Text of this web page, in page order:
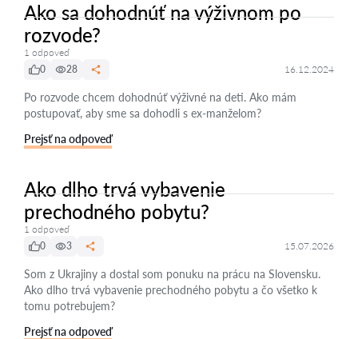
Ako sa dohodnúť na výživnom po
rozvode?
1 odpoveď
0
28 16.12.2024
Po rozvode chcem dohodnúť výživné na deti. Ako mám
postupovať, aby sme sa dohodli s ex-manželom?
Prejsť na odpoveď
Ako dlho trvá vybavenie
prechodného pobytu?
1 odpoveď
0
3 15.07.2026
Som z Ukrajiny a dostal som ponuku na prácu na Slovensku.
Ako dlho trvá vybavenie prechodného pobytu a čo všetko k
tomu potrebujem?
Prejsť na odpoveď